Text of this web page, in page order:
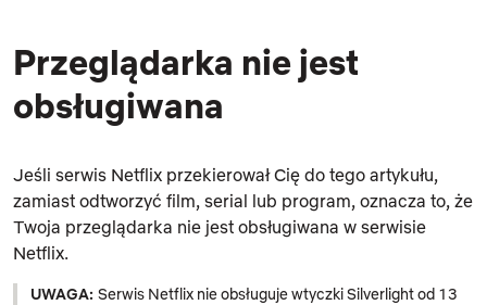
Przeglądarka nie jest
obsługiwana
Jeśli serwis Netflix przekierował Cię do tego artykułu,
zamiast odtworzyć film, serial lub program, oznacza to, że
Twoja przeglądarka nie jest obsługiwana w serwisie
Netflix.
UWAGA: Serwis Netflix nie obsługuje wtyczki Silverlight od 13